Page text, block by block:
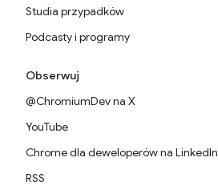
Studia przypadków
Podcasty i programy
Obserwuj
@ChromiumDev na X
YouTube
Chrome dla deweloperów na LinkedIn
RSS